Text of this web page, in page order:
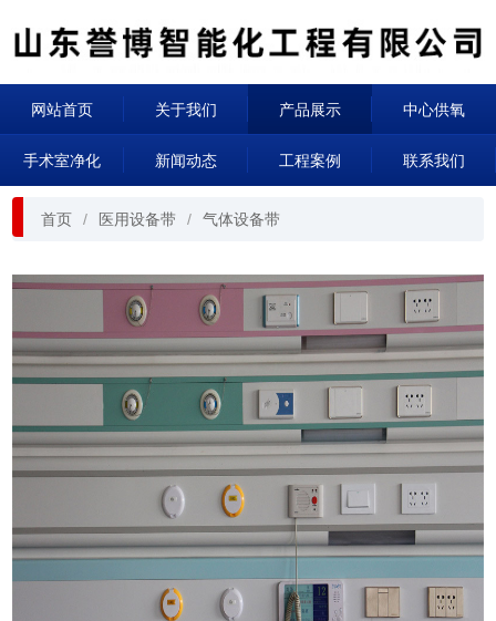
网站首页 关于我们 产品展示 中心供氧
手术室净化 新闻动态 工程案例 联系我们
首页 医用设备带 气体设备带